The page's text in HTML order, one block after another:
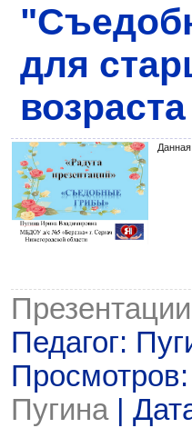
для
возраста
Педагог:
Пугина|